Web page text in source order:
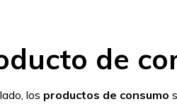
de
los productos de consumo